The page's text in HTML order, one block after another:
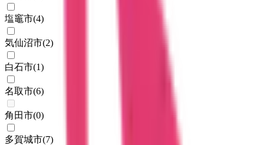
塩竈市(4)
気仙沼市(2)
白石市(1)
名取市(6)
角田市(0)
多賀城市(7)